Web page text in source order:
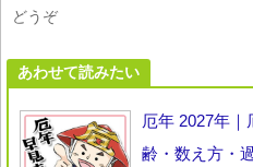
どうぞ
あわせて読みたい
厄年 2027年
齢・数え方・